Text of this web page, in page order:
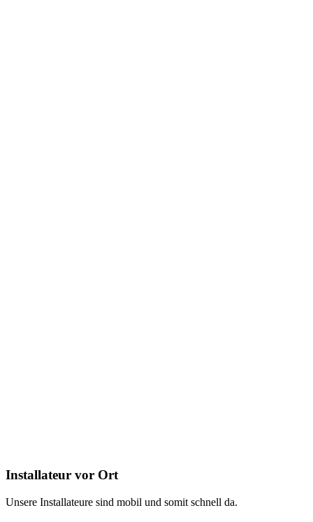
Installateur vor Ort
Unsere Installateure sind mobil und somit schnell da.